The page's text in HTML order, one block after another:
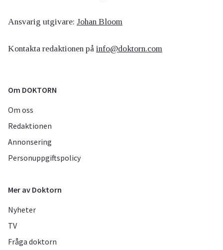
Ansvarig utgivare: Johan Bloom
Kontakta redaktionen på info@doktorn.com
Om DOKTORN
Om oss
Redaktionen
Annonsering
Personuppgiftspolicy
Mer av Doktorn
Nyheter
TV
Fråga doktorn